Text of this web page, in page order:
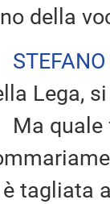
della
Lega,
quale
tagliata